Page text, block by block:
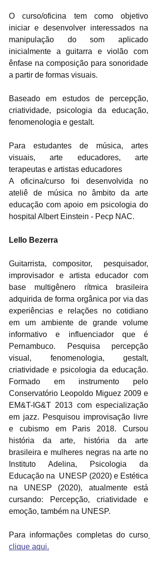
O curso/oficina tem como objetivo
iniciar e desenvolver interessados na
manipulação do som aplicado
inicialmente a guitarra e violão com
ênfase na composição para sonoridade
a partir de formas visuais.
Baseado em estudos de percepção,
criatividade, psicologia da educação,
fenomenologia e gestalt.
Para estudantes de música, artes
visuais, arte educadores, arte
terapeutas e artistas educadores
A oficina/curso foi desenvolvida no
ateliê de música no âmbito da arte
educação com apoio em psicologia do
hospital Albert Einstein - Pecp NAC.
Lello Bezerra
Guitarrista, compositor,  pesquisador,
improvisador e artista educador com
base multigênero rítmica brasileira
adquirida de forma orgânica por via das
experiências e relações no cotidiano
em um ambiente de grande volume
informativo e influenciador que é
Pernambuco. Pesquisa percepção
visual, fenomenologia, gestalt,
criatividade e psicologia da educação.
Formado em instrumento pelo
Conservatório Leopoldo Miguez 2009 e
EM&T-IG&T 2013 com especialização
em jazz. Pesquisou improvisação livre
e cubismo em Paris 2018. Cursou
história da arte, história da arte
brasileira e mulheres negras na arte no
Instituto Adelina, Psicologia da
Educação na  UNESP (2020) e Estética
na UNESP (2020), atualmente está
cursando: Percepção, criatividade e
emoção, também na UNESP.
Para informações completas do curso
clique aqui.